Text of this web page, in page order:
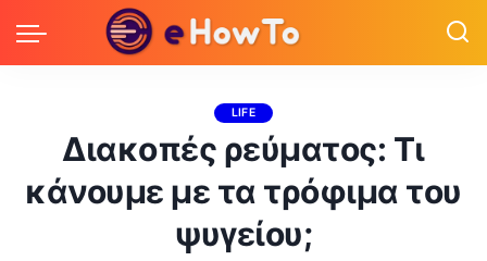
LIFE
Διακοπές ρεύματος: Τι
κάνουμε με τα τρόφιμα του
ψυγείου;